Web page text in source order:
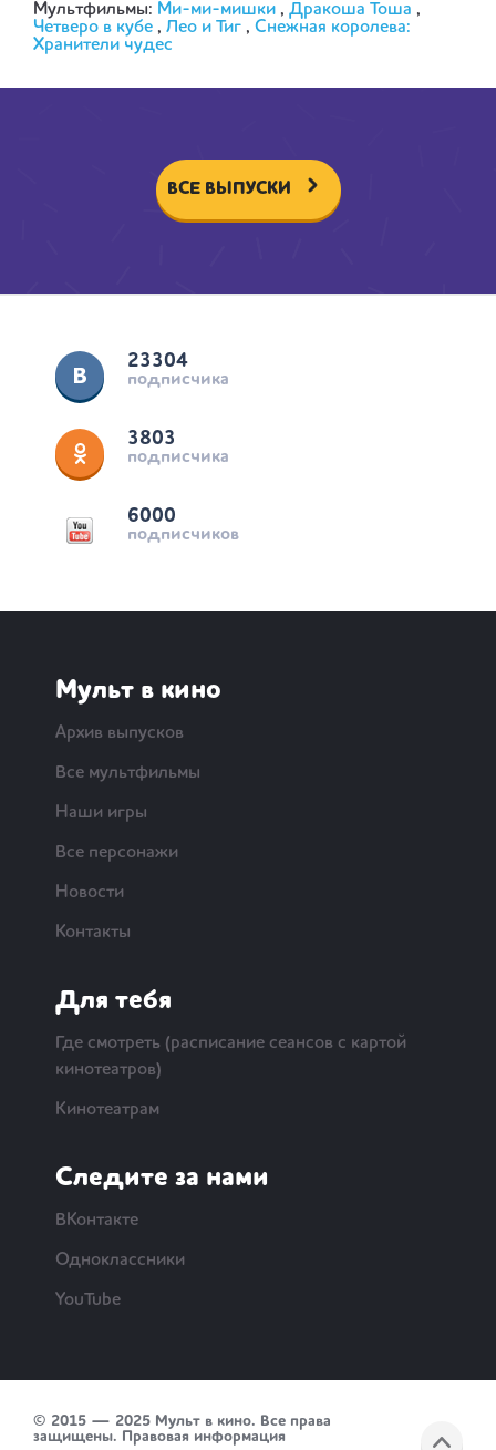
Мультфильмы: Ми-ми-мишки , Дракоша Тоша ,
Четверо в кубе , Лео и Тиг , Снежная королева:
Хранители чудес
ВСЕ ВЫПУСКИ
23304
подписчика
3803
подписчика
6000
подписчиков
Мульт в кино
Архив выпусков
Все мультфильмы
Наши игры
Все персонажи
Новости
Контакты
Для тебя
Где смотреть (расписание сеансов с картой
кинотеатров)
Кинотеатрам
Следите за нами
ВКонтакте
Одноклассники
YouTube
© 2015 — 2025 Мульт в кино. Все права
защищены. Правовая информация